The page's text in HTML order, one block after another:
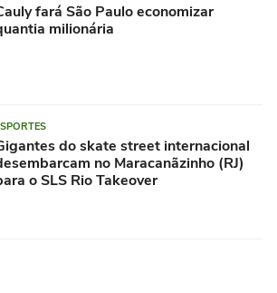
fará São Paulo economizar
milionária
do skate street internacional
no Maracanãzinho (RJ)
o SLS Rio Takeover